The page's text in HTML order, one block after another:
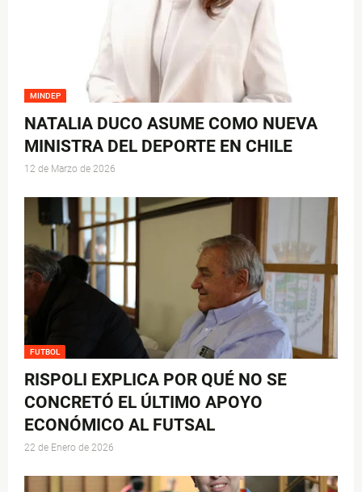
MINDEP
NATALIA DUCO ASUME COMO NUEVA
MINISTRA DEL DEPORTE EN CHILE
12 de Marzo de 2026
FUTBOL
RISPOLI EXPLICA POR QUÉ NO SE
CONCRETÓ EL ÚLTIMO APOYO
ECONÓMICO AL FUTSAL
22 de Enero de 2026